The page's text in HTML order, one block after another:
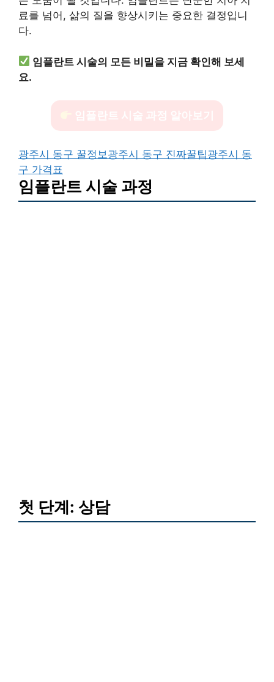
료를 넘어, 삶의 질을 향상시키는 중요한 결정입니
다.
임플란트 시술의 모든 비밀을 지금 확인해 보세
요.
임플란트 시술 과정 알아보기
광주시 동구 꿀정보 광주시 동구 진짜꿀팁광주시 동
구 가격표
임플란트 시술 과정
첫 단계: 상담